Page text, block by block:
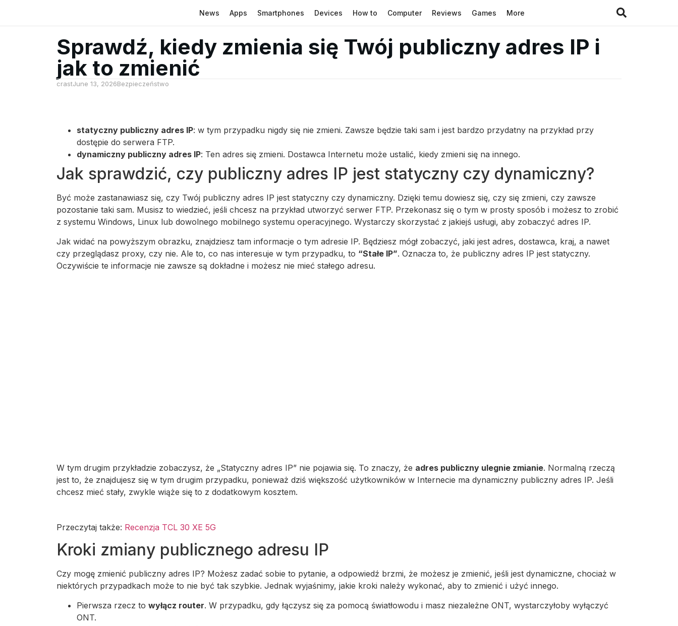
News Apps Smartphones Devices How to Computer Reviews Games More
Sprawdź, kiedy zmienia się Twój publiczny adres IP i
jak to zmienić
crastJune 13, 2026Bezpieczeństwo
statyczny publiczny adres IP: w tym przypadku nigdy się nie zmieni. Zawsze będzie taki sam i jest bardzo przydatny na przykład przy
dostępie do serwera FTP.
dynamiczny publiczny adres IP: Ten adres się zmieni. Dostawca Internetu może ustalić, kiedy zmieni się na innego.
Jak sprawdzić, czy publiczny adres IP jest statyczny czy dynamiczny?
Być może zastanawiasz się, czy Twój publiczny adres IP jest statyczny czy dynamiczny. Dzięki temu dowiesz się, czy się zmieni, czy zawsze
pozostanie taki sam. Musisz to wiedzieć, jeśli chcesz na przykład utworzyć serwer FTP. Przekonasz się o tym w prosty sposób i możesz to zrobić
z systemu Windows, Linux lub dowolnego mobilnego systemu operacyjnego. Wystarczy skorzystać z jakiejś usługi, aby zobaczyć adres IP.
Jak widać na powyższym obrazku, znajdziesz tam informacje o tym adresie IP. Będziesz mógł zobaczyć, jaki jest adres, dostawca, kraj, a nawet
czy przeglądasz proxy, czy nie. Ale to, co nas interesuje w tym przypadku, to “Stałe IP”. Oznacza to, że publiczny adres IP jest statyczny.
Oczywiście te informacje nie zawsze są dokładne i możesz nie mieć stałego adresu.
W tym drugim przykładzie zobaczysz, że „Statyczny adres IP” nie pojawia się. To znaczy, że adres publiczny ulegnie zmianie. Normalną rzeczą
jest to, że znajdujesz się w tym drugim przypadku, ponieważ dziś większość użytkowników w Internecie ma dynamiczny publiczny adres IP. Jeśli
chcesz mieć stały, zwykle wiąże się to z dodatkowym kosztem.
Przeczytaj także: Recenzja TCL 30 XE 5G
Kroki zmiany publicznego adresu IP
Czy mogę zmienić publiczny adres IP? Możesz zadać sobie to pytanie, a odpowiedź brzmi, że możesz je zmienić, jeśli jest dynamiczne, chociaż w
niektórych przypadkach może to nie być tak szybkie. Jednak wyjaśnimy, jakie kroki należy wykonać, aby to zmienić i użyć innego.
Pierwsza rzecz to wyłącz router. W przypadku, gdy łączysz się za pomocą światłowodu i masz niezależne ONT, wystarczyłoby wyłączyć
ONT.